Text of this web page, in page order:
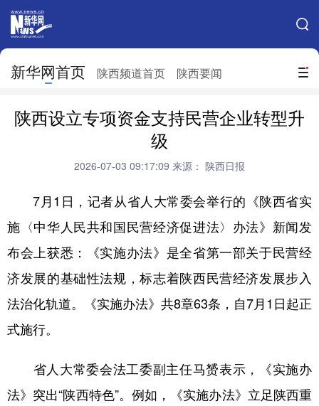
搜索
新华网首页 陕西频道首页 陕西要闻
网站地图
北京 天津 河北 山西
吉林 上海
山东 河南 湖北 湖南
广东 广西 海南 重庆
四川 贵州 云南 西藏
陕西 甘肃 青海 宁夏
新疆
陕西设立专项资金支持民营企业转型升
级
2026-07-03 09:17:09 来源： 陕西日报
7月1日，记者从省人大常委会举行的《陕西省实
施〈中华人民共和国民营经济促进法〉办法》新闻发
布会上获悉：《实施办法》是全省第一部关于民营经
济发展的基础性法规，标志着陕西民营经济发展步入
法治化轨道。《实施办法》共8章63条，自7月1日起正
式施行。
省人大常委会法工委副主任马赟表示，《实施办
法》突出“陕西特色”。例如，《实施办法》立足陕西重